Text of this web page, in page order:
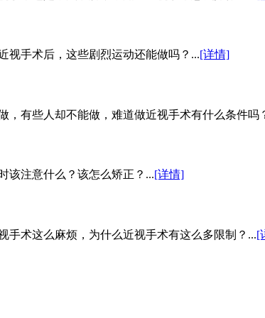
视手术后，这些剧烈运动还能做吗？...[详情]
有些人却不能做，难道做近视手术有什么条件吗
该注意什么？该怎么矫正？...[详情]
手术这么麻烦，为什么近视手术有这么多限制？...[